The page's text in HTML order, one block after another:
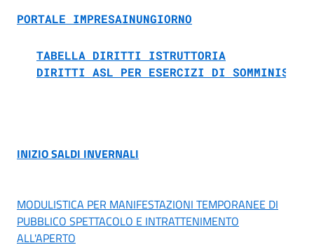
PORTALE IMPRESAINUNGIORNO
TABELLA DIRITTI ISTRUTTORIA
DIRITTI ASL PER ESERCIZI DI
INIZIO SALDI INVERNALI
MODULISTICA PER MANIFESTAZIONI TEMPORANEE DI
PUBBLICO SPETTACOLO E INTRATTENIMENTO
ALL'APERTO